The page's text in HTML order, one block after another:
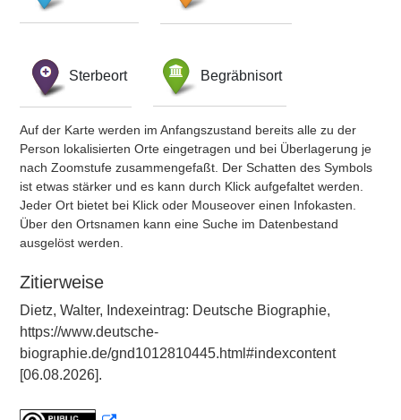
Sterbeort Begräbnisort
Auf der Karte werden im Anfangszustand bereits alle zu der
Person lokalisierten Orte eingetragen und bei Überlagerung je
nach Zoomstufe zusammengefaßt. Der Schatten des Symbols
ist etwas stärker und es kann durch Klick aufgefaltet werden.
Jeder Ort bietet bei Klick oder Mouseover einen Infokasten.
Über den Ortsnamen kann eine Suche im Datenbestand
ausgelöst werden.
Zitierweise
Dietz, Walter, Indexeintrag: Deutsche Biographie,
https://www.deutsche-
biographie.de/gnd1012810445.html#indexcontent
[06.08.2026].